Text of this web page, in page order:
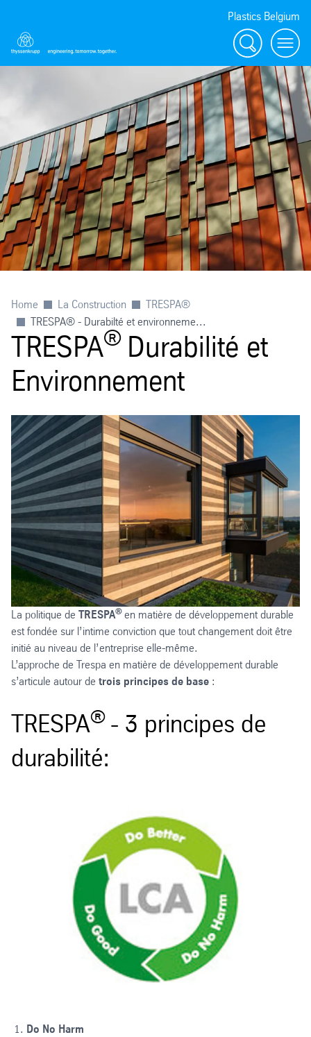
Plastics Belgium
Rechercher
Menu
Home La Construction
TRESPA®
TRESPA® - Durabilté et environneme...
TRESPA® Durabilité et
Environnement
La politique de TRESPA® en matière de développement durable
est fondée sur l’intime conviction que tout changement doit être
initié au niveau de l’entreprise elle-même.
L’approche de Trespa en matière de développement durable
s’articule autour de trois principes de base :
TRESPA® - 3 principes de
durabilité:
Do No Harm